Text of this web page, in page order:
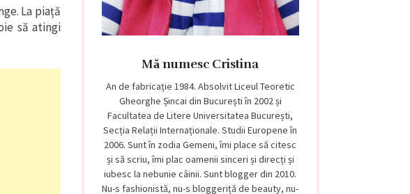
La piață
să atingi
Mă numesc Cristina
An de fabricație 1984. Absolvit Liceul Teoretic
Gheorghe Șincai din București în 2002 și
Facultatea de Litere Universitatea București,
Secția Relații Internaționale. Studii Europene în
2006. Sunt în zodia Gemeni, îmi place să citesc
și să scriu, îmi plac oamenii sinceri și direcți și
iubesc la nebunie câinii. Sunt blogger din 2010.
Nu-s fashionistă, nu-s bloggeriță de beauty, nu-